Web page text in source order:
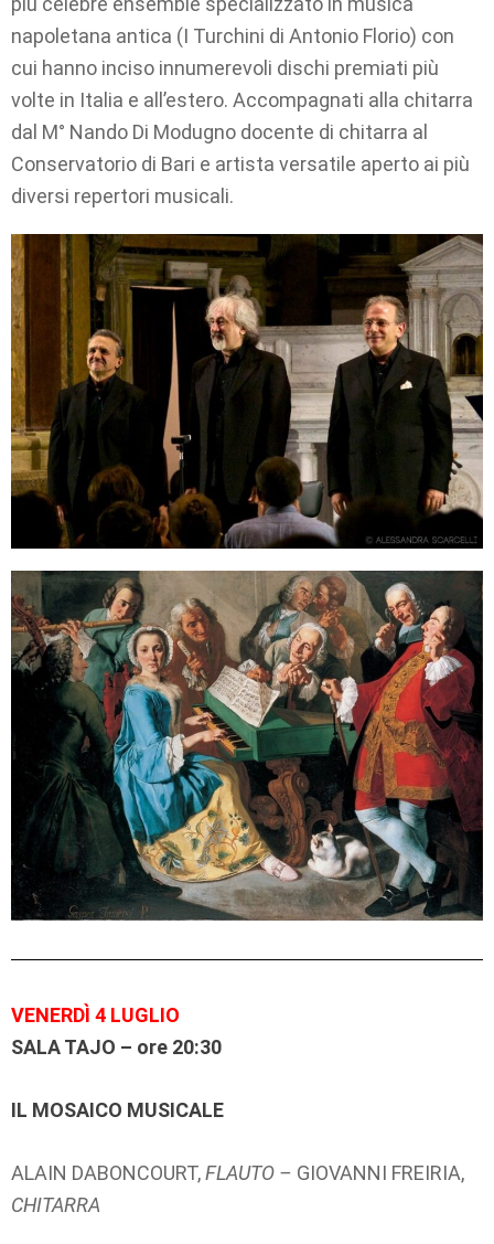
napoletana antica (I Turchini di Antonio Florio) con
cui hanno inciso innumerevoli dischi premiati più
volte in Italia e all’estero. Accompagnati alla chitarra
dal M° Nando Di Modugno docente di chitarra al
Conservatorio di Bari e artista versatile aperto ai più
diversi repertori musicali.
VENERDÌ 4 LUGLIO
SALA TAJO – ore 20:30
IL MOSAICO MUSICALE
ALAIN DABONCOURT,FLAUTO – GIOVANNI FREIRIA,
CHITARRA